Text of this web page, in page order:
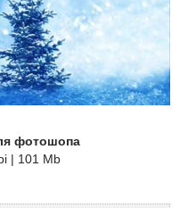
фотошопа
| 101 Mb